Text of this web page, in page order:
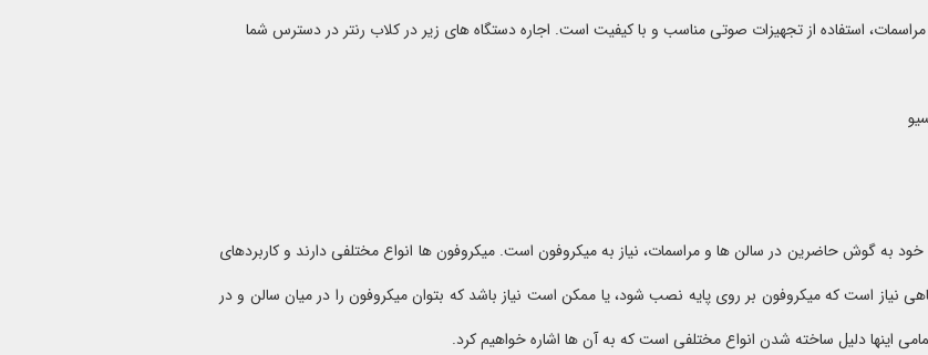
مراسمات، استفاده از تجهیزات صوتی مناسب و با کیفیت است. اجاره دستگاه های زیر در کلاب رنتر در دسترس شما
خود به گوش حاضرین در سالن ها و مراسمات، نیاز به میکروفون است. میکروفون ها انواع مختلفی دارند و کاربردهای
نیاز است که میکروفون بر روی پایه نصب شود، یا ممکن است نیاز باشد که بتوان میکروفون را در میان سالن و در
اینها دلیل ساخته شدن انواع مختلفی است که به آن ها اشاره خواهیم کرد.